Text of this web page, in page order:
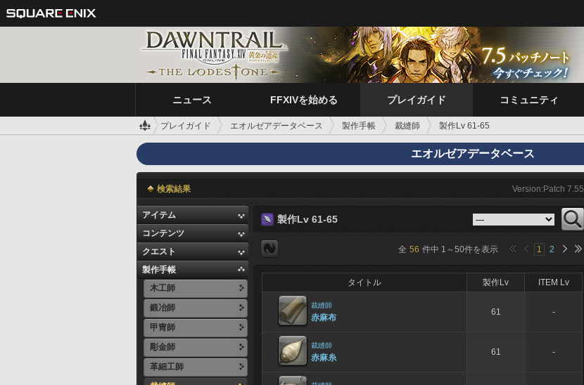
ニュース FFXIVを始める プレイガイド コミュニティ
プレイガイド エオルゼアデータベース 製作手帳 裁縫師 製作Lv 61-65
エオルゼアデータベース
検索結果 Version:Patch 7.55
アイテム
コンテンツ
クエスト
製作手帳
木工師
鍛冶師
甲冑師
彫金師
革細工師
製作Lv 61-65
全 56 件中 1 ～50件を表示 1 2
タイトル 製作Lv ITEM Lv
裁縫師
赤麻布
61 -
裁縫師
赤麻糸
61 -